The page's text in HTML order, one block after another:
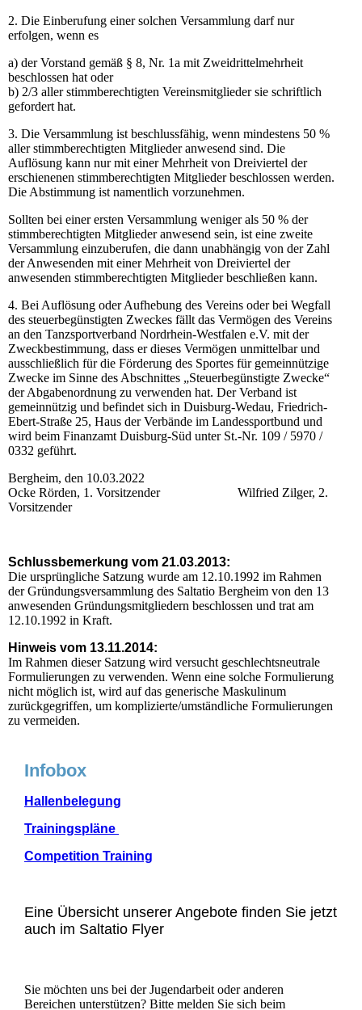
2. Die Einberufung einer solchen Versammlung darf nur
erfolgen, wenn es
a) der Vorstand gemäß § 8, Nr. 1a mit Zweidrittelmehrheit
beschlossen hat oder
b) 2/3 aller stimmberechtigten Vereinsmitglieder sie schriftlich
gefordert hat.
3. Die Versammlung ist beschlussfähig, wenn mindestens 50 %
aller stimmberechtigten Mitglieder anwesend sind. Die
Auflösung kann nur mit einer Mehrheit von Dreiviertel der
erschienenen stimmberechtigten Mitglieder beschlossen werden.
Die Abstimmung ist namentlich vorzunehmen.
Sollten bei einer ersten Versammlung weniger als 50 % der
stimmberechtigten Mitglieder anwesend sein, ist eine zweite
Versammlung einzuberufen, die dann unabhängig von der Zahl
der Anwesenden mit einer Mehrheit von Dreiviertel der
anwesenden stimmberechtigten Mitglieder beschließen kann.
4. Bei Auflösung oder Aufhebung des Vereins oder bei Wegfall
des steuerbegünstigten Zweckes fällt das Vermögen des Vereins
an den Tanzsportverband Nordrhein-Westfalen e.V. mit der
Zweckbestimmung, dass er dieses Vermögen unmittelbar und
ausschließlich für die Förderung des Sportes für gemeinnützige
Zwecke im Sinne des Abschnittes „Steuerbegünstigte Zwecke“
der Abgabenordnung zu verwenden hat. Der Verband ist
gemeinnützig und befindet sich in Duisburg-Wedau, Friedrich-
Ebert-Straße 25, Haus der Verbände im Landessportbund und
wird beim Finanzamt Duisburg-Süd unter St.-Nr. 109 / 5970 /
0332 geführt.
Bergheim, den 10.03.2022
Ocke Rörden, 1. Vorsitzender Wilfried Zilger, 2.
Vorsitzender
Schlussbemerkung vom 21.03.2013:
Die ursprüngliche Satzung wurde am 12.10.1992 im Rahmen
der Gründungsversammlung des Saltatio Bergheim von den 13
anwesenden Gründungsmitgliedern beschlossen und trat am
12.10.1992 in Kraft.
Hinweis vom 13.11.2014:
Im Rahmen dieser Satzung wird versucht geschlechtsneutrale
Formulierungen zu verwenden. Wenn eine solche Formulierung
nicht möglich ist, wird auf das generische Maskulinum
zurückgegriffen, um komplizierte/umständliche Formulierungen
zu vermeiden.
Infobox
Hallenbelegung
Trainingspläne
Competition Training
Eine Übersicht unserer Angebote finden Sie jetzt
auch im Saltatio Flyer
Sie möchten uns bei der Jugendarbeit oder anderen
Bereichen unterstützen? Bitte melden Sie sich beim